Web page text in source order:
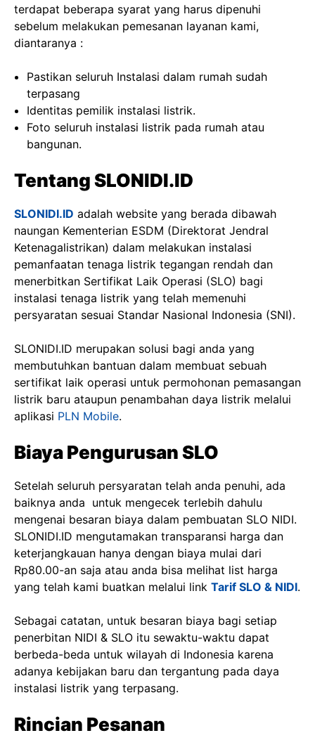
terdapat beberapa syarat yang harus dipenuhi
sebelum melakukan pemesanan layanan kami,
diantaranya :
Pastikan seluruh Instalasi dalam rumah sudah
terpasang
Identitas pemilik instalasi listrik.
Foto seluruh instalasi listrik pada rumah atau
bangunan.
Tentang SLONIDI.ID
SLONIDI.ID adalah website yang berada dibawah
naungan Kementerian ESDM (Direktorat Jendral
Ketenagalistrikan) dalam melakukan instalasi
pemanfaatan tenaga listrik tegangan rendah dan
menerbitkan Sertifikat Laik Operasi (SLO) bagi
instalasi tenaga listrik yang telah memenuhi
persyaratan sesuai Standar Nasional Indonesia (SNI).
SLONIDI.ID merupakan solusi bagi anda yang
membutuhkan bantuan dalam membuat sebuah
sertifikat laik operasi untuk permohonan pemasangan
listrik baru ataupun penambahan daya listrik melalui
aplikasi PLN Mobile.
Biaya Pengurusan SLO
Setelah seluruh persyaratan telah anda penuhi, ada
baiknya anda untuk mengecek terlebih dahulu
mengenai besaran biaya dalam pembuatan SLO NIDI.
SLONIDI.ID mengutamakan transparansi harga dan
keterjangkauan hanya dengan biaya mulai dari
Rp80.00-an saja atau anda bisa melihat list harga
yang telah kami buatkan melalui link Tarif SLO & NIDI.
Sebagai catatan, untuk besaran biaya bagi setiap
penerbitan NIDI & SLO itu sewaktu-waktu dapat
berbeda-beda untuk wilayah di Indonesia karena
adanya kebijakan baru dan tergantung pada daya
instalasi listrik yang terpasang.
Rincian Pesanan